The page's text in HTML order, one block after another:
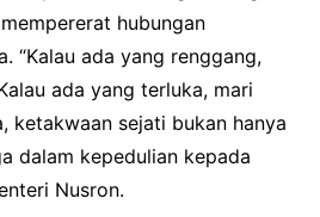
hubungan
“Kalau ada yang renggang,
ada yang terluka, mari
ketakwaan sejati bukan hanya
dalam kepedulian kepada
Nusron.